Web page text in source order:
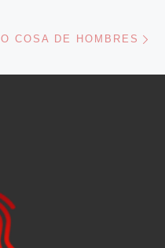
COSA DE HOMBRES